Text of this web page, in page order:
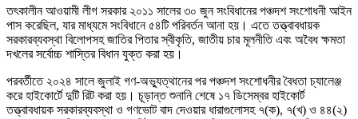
তৎকালীন আওয়ামী লীগ সরকার ২০১১ সালের ৩০ জুন সংবিধানের পঞ্চদশ সংশোধনী আইন
পাস করেছিল, যার মাধ্যমে সংবিধানে ৫৪টি পরিবর্তন আনা হয়। এতে তত্ত্বাবধায়ক
সরকারব্যবস্থা বিলোপসহ জাতির পিতার স্বীকৃতি, জাতীয় চার মূলনীতি এবং অবৈধ ক্ষমতা
দখলের সর্বোচ্চ শাস্তির বিধান যুক্ত করা হয়।
পরবর্তীতে ২০২৪ সালে জুলাই গণ-অভ্যুত্থানের পর পঞ্চদশ সংশোধনীর বৈধতা চ্যালেঞ্জ
করে হাইকোর্টে দুটি রিট করা হয়। চূড়ান্ত শুনানি শেষে ১৭ ডিসেম্বর হাইকোর্ট
তত্ত্বাবধায়ক সরকারব্যবস্থা ও গণভোট বাদ দেওয়ার ধারাগুলোসহ ৭(ক), ৭(খ) ও ৪৪(২)